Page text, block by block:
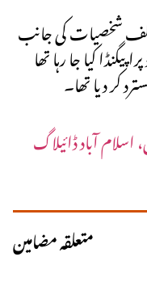
شخصیات کی جانب
کیا جا رہا تھا
کر دیا تھا۔
آباد ڈائیلاگ
متعلقہ مضامین